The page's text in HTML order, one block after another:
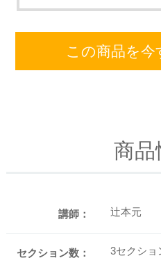
この商品を今
商品
講師： 辻本元
セクション数： 3セクショ